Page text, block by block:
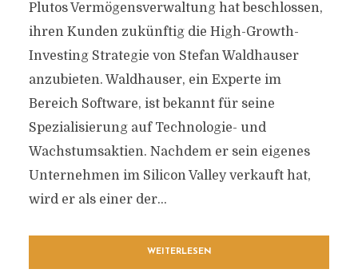
Plutos Vermögensverwaltung hat beschlossen,
ihren Kunden zukünftig die High-Growth-
Investing Strategie von Stefan Waldhauser
anzubieten. Waldhauser, ein Experte im
Bereich Software, ist bekannt für seine
Spezialisierung auf Technologie- und
Wachstumsaktien. Nachdem er sein eigenes
Unternehmen im Silicon Valley verkauft hat,
wird er als einer der...
WEITERLESEN